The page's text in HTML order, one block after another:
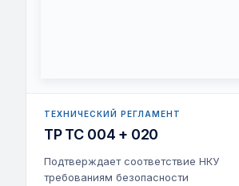
ТЕХНИЧЕСКИЙ РЕГЛАМЕНТ
ТР ТС 004 + 020
Подтверждает соответствие НКУ
требованиям безопасности